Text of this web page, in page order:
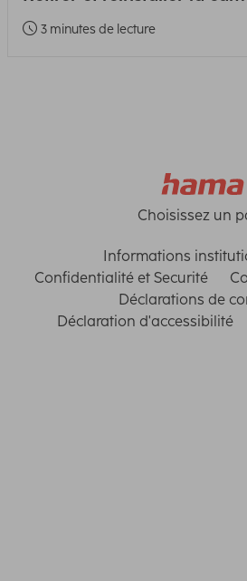
3 minutes de lecture
Choisissez un
Informations
Confidentialité et Securité
Déclarations de
Déclaration d'accessibilité